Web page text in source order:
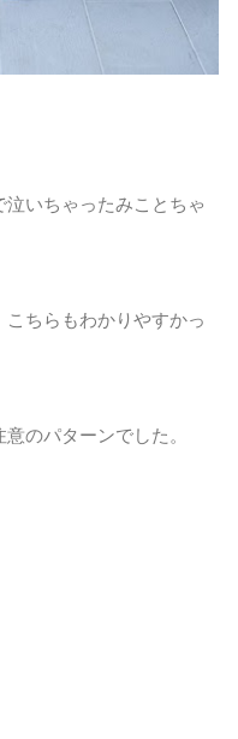
いちゃったみことちゃ
ちらもわかりやすかっ
のパターンでした。